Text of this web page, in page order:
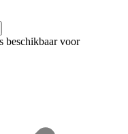
beschikbaar voor